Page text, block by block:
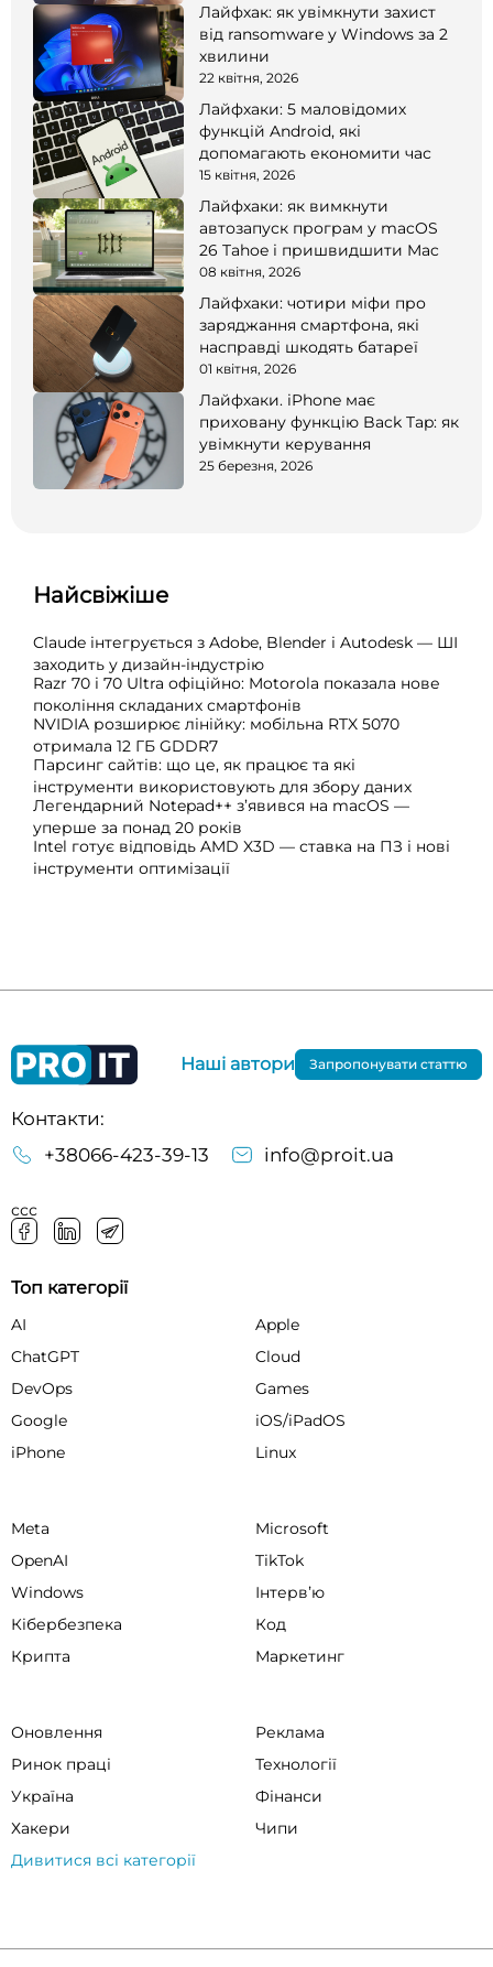
Лайфхак: як увімкнути захист
від ransomware у Windows за 2
хвилини
22 квітня, 2026
Лайфхаки: 5 маловідомих
функцій Android, які
допомагають економити час
15 квітня, 2026
Лайфхаки: як вимкнути
автозапуск програм у macOS
26 Tahoe і пришвидшити Mac
08 квітня, 2026
Лайфхаки: чотири міфи про
заряджання смартфона, які
насправді шкодять батареї
01 квітня, 2026
Лайфхаки. iPhone має
приховану функцію Back Tap: як
увімкнути керування
25 березня, 2026
Найсвіжіше
Claude інтегрується з Adobe, Blender і Autodesk — ШІ
заходить у дизайн-індустрію
Razr 70 і 70 Ultra офіційно: Motorola показала нове
покоління складаних смартфонів
NVIDIA розширює лінійку: мобільна RTX 5070
отримала 12 ГБ GDDR7
Парсинг сайтів: що це, як працює та які
інструменти використовують для збору даних
Легендарний Notepad++ з’явився на macOS —
уперше за понад 20 років
Intel готує відповідь AMD X3D — ставка на ПЗ і нові
інструменти оптимізації
Контакти:
+38066-423-39-13
info@proit.ua
ссс
Наші автори Запропонувати статтю
Топ категорії
AI
Apple
ChatGPT
Cloud
DevOps
Games
Google
iOS/iPadOS
iPhone
Linux
Meta
Microsoft
OpenAI
TikTok
Windows
Інтервʼю
Кібербезпека
Код
Крипта
Маркетинг
Оновлення
Реклама
Ринок праці
Технології
Україна
Фінанси
Хакери
Чипи
Дивитися всі категорії